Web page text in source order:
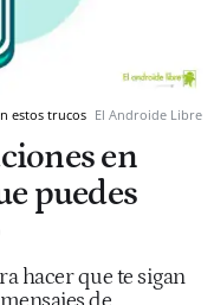
estos trucos El Androide Libre
en
puedes
hacer que te sigan